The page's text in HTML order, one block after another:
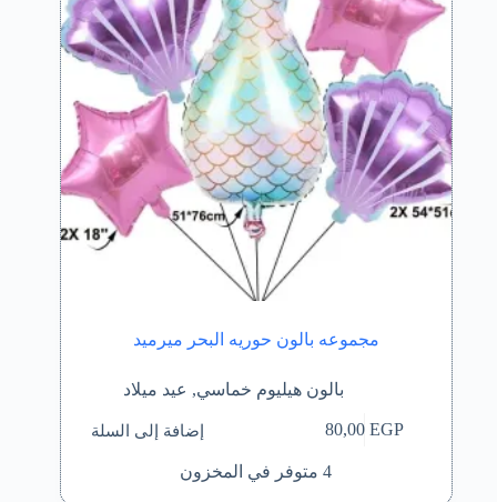
مجموعه بالون حوريه البحر ميرميد
بالون هيليوم خماسي, عيد ميلاد
80,00EGP إضافة إلى السلة
4 متوفر في المخزون